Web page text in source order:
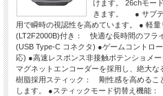
けます。 26chモー
きます。 ● サブ
用で瞬時の視認性を高めています。 ● 軽
(LT2F2000B)付き： 快適な長時間のフラ
(USB Type-C コネクタ) ●ゲームコントロ
応) ●高速レスポンス非接触ポテンショメ
マグネットエンコーダーを採用し、絶大
樹脂採用スティック： 剛性感を高めるこ
します。 ●スティックモード切替え機能